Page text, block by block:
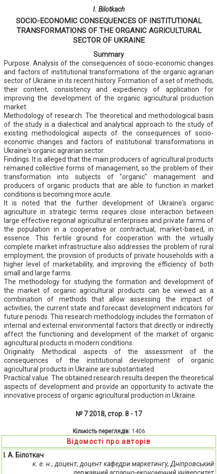
I. Bilotkach
SOCIO-ECONOMIC CONSEQUENCES OF INSTITUTIONAL
TRANSFORMATIONS OF THE ORGANIC AGRICULTURAL
SECTOR OF UKRAINE
Summary
Purpose. Analysis of the consequences of socio-economic changes
and factors of institutional transformations of the organic agrarian
sector of Ukraine in its recent history. Formation of a set of methods,
their content, consistency and expediency of application for
improving the development of the organic agricultural production
market.
Methodology of research. The theoretical and methodological basis
of the study is a dialectical and analytical approach to the study of
existing methodological aspects of the consequences of socio-
economic changes and factors of institutional transformations in
Ukraine's organic agrarian sector.
Findings. It is alleged that the main producers of agricultural products
remained collective forms of management, so the problem of their
transformation into subjects of "organic" management and
producers of organic products that are able to function in market
conditions is becoming more acute.
It is noted that the further development of Ukraine's organic
agriculture in strategic terms requires close interaction between
large effective regional agricultural enterprises and private farms of
the population in a cooperative or contractual, market-based, in
essence. This fertile ground for cooperation with the virtually
complete market infrastructure also addresses the problem of rural
employment, the provision of products of private households with a
higher level of marketability, and improving the efficiency of both
small and large farms.
The methodology for studying the formation and development of
the market of organic agricultural products can be viewed as a
combination of methods that allow assessing the impact of
activities, the current state and forecast development indicators for
future periods. This research methodology includes the formation of
internal and external environmental factors that directly or indirectly
affect the functioning and development of the market of organic
agricultural products in modern conditions.
Originality. Methodical aspects of the assessment of the
consequences of the institutional development of organic
agricultural products in Ukraine are substantiated.
Practical value. The obtained research results deepen the theoretical
aspects of development and provide an opportunity to activate the
innovative process of organic agricultural production in Ukraine.
№ 7 2018, стор. 8 - 17
Кількість переглядів: 1406
Відомості про авторів
І. А. Білоткач
к. е. н., доцент, доцент кафедри маркетингу, Дніпровський
державний аграрно-економічний університет